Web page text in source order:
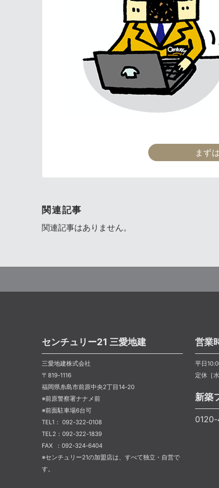
まず
関連記事
関連記事はありません。
センチュリー21 三愛地建
三愛地建株式会社
〒819-1116
福岡県糸島市前原中央2丁目14-20
※前原警察署ナナメ前
※前面駐車場6台可
TEL1： 092-322-0108
TEL2：092-322-1839
FAX ：092-324-6404
※センチュリー21の加盟店は、すべて独立・自営で
す。
営業
平日
定休［
新築
0120-